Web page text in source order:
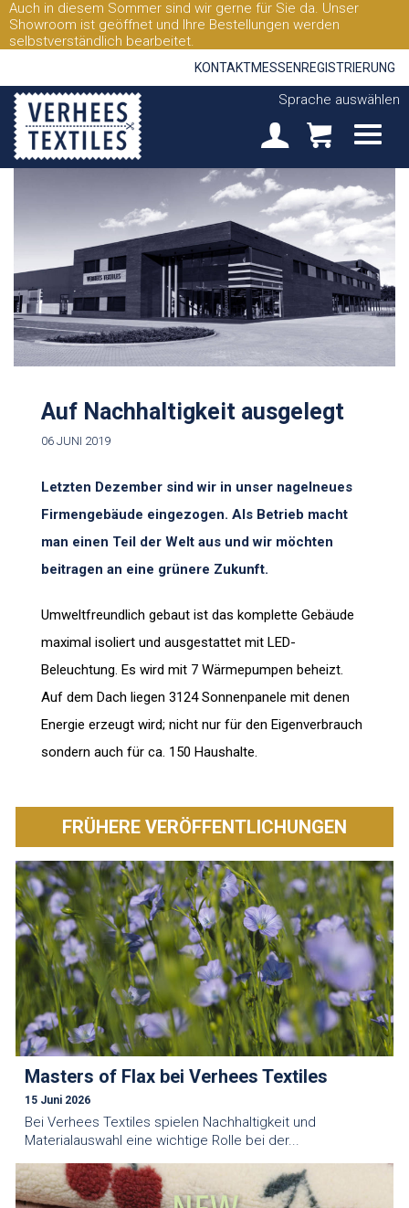
Auch in diesem Sommer sind wir gerne für Sie da. Unser
Showroom ist geöffnet und Ihre Bestellungen werden
selbstverständlich bearbeitet.
KONTAKTMESSEN REGISTRIERUNG
Sprache auswählen
Auf Nachhaltigkeit ausgelegt
06 JUNI 2019
Letzten Dezember sind wir in unser nagelneues
Firmengebäude eingezogen. Als Betrieb macht
man einen Teil der Welt aus und wir möchten
beitragen an eine grünere Zukunft.
Umweltfreundlich gebaut ist das komplette Gebäude
maximal isoliert und ausgestattet mit LED-
Beleuchtung. Es wird mit 7 Wärmepumpen beheizt.
Auf dem Dach liegen 3124 Sonnenpanele mit denen
Energie erzeugt wird; nicht nur für den Eigenverbrauch
sondern auch für ca. 150 Haushalte.
FRÜHERE VERÖFFENTLICHUNGEN
Masters of Flax bei Verhees Textiles
15 Juni 2026
Bei Verhees Textiles spielen Nachhaltigkeit und
Materialauswahl eine wichtige Rolle bei der...